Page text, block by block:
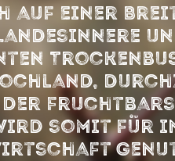
auf einer
somit für